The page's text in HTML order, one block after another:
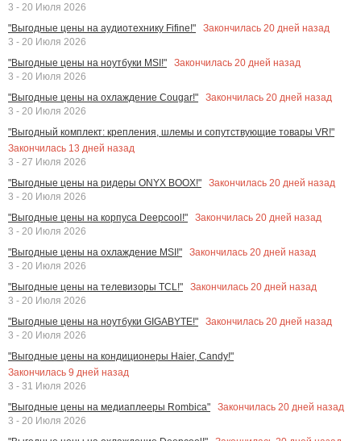
3 - 20 Июля 2026
"Выгодные цены на аудиотехнику Fifine!"
Закончилась 20 дней назад
3 - 20 Июля 2026
"Выгодные цены на ноутбуки MSI!"
Закончилась 20 дней назад
3 - 20 Июля 2026
"Выгодные цены на охлаждение Cougar!"
Закончилась 20 дней назад
3 - 20 Июля 2026
"Выгодный комплект: крепления, шлемы и сопутствующие товары VR!"
Закончилась 13 дней назад
3 - 27 Июля 2026
"Выгодные цены на ридеры ONYX BOOX!"
Закончилась 20 дней назад
3 - 20 Июля 2026
"Выгодные цены на корпуса Deepcool!"
Закончилась 20 дней назад
3 - 20 Июля 2026
"Выгодные цены на охлаждение MSI!"
Закончилась 20 дней назад
3 - 20 Июля 2026
"Выгодные цены на телевизоры TCL!"
Закончилась 20 дней назад
3 - 20 Июля 2026
"Выгодные цены на ноутбуки GIGABYTE!"
Закончилась 20 дней назад
3 - 20 Июля 2026
"Выгодные цены на кондиционеры Haier, Candy!"
Закончилась 9 дней назад
3 - 31 Июля 2026
"Выгодные цены на медиаплееры Rombica"
Закончилась 20 дней назад
3 - 20 Июля 2026